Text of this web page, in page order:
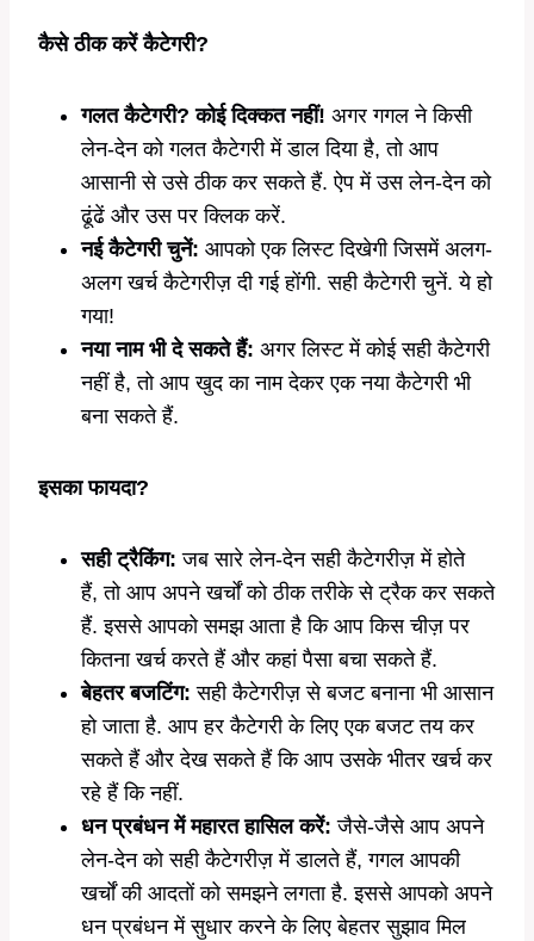
कैसे ठीक करें कैटेगरी?
गलत कैटेगरी? कोई दिक्कत नहीं! अगर गगल ने किसी
लेन-देन को गलत कैटेगरी में डाल दिया है, तो आप
आसानी से उसे ठीक कर सकते हैं. ऐप में उस लेन-देन को
ढूंढें और उस पर क्लिक करें.
नई कैटेगरी चुनें: आपको एक लिस्ट दिखेगी जिसमें अलग-
अलग खर्च कैटेगरीज़ दी गई होंगी. सही कैटेगरी चुनें. ये हो
गया!
नया नाम भी दे सकते हैं: अगर लिस्ट में कोई सही कैटेगरी
नहीं है, तो आप खुद का नाम देकर एक नया कैटेगरी भी
बना सकते हैं.
इसका फायदा?
सही ट्रैकिंग: जब सारे लेन-देन सही कैटेगरीज़ में होते
हैं, तो आप अपने खर्चों को ठीक तरीके से ट्रैक कर सकते
हैं. इससे आपको समझ आता है कि आप किस चीज़ पर
कितना खर्च करते हैं और कहां पैसा बचा सकते हैं.
बेहतर बजटिंग: सही कैटेगरीज़ से बजट बनाना भी आसान
हो जाता है. आप हर कैटेगरी के लिए एक बजट तय कर
सकते हैं और देख सकते हैं कि आप उसके भीतर खर्च कर
रहे हैं कि नहीं.
धन प्रबंधन में महारत हासिल करें: जैसे-जैसे आप अपने
लेन-देन को सही कैटेगरीज़ में डालते हैं, गगल आपकी
खर्चों की आदतों को समझने लगता है. इससे आपको अपने
धन प्रबंधन में सुधार करने के लिए बेहतर सुझाव मिल